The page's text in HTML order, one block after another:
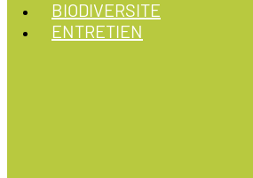
BIODIVERSITE
ENTRETIEN